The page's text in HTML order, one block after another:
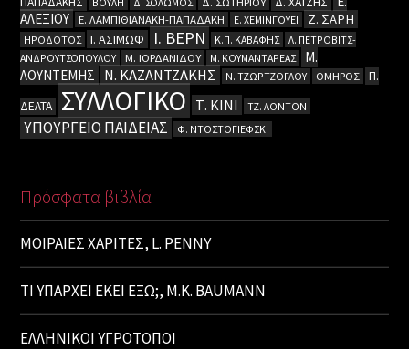
ΑΛΕΞΙΟΥ
Ε. ΛΑΜΠΙΘΙΑΝΑΚΗ-ΠΑΠΑΔΑΚΗ Ε. ΧΕΜΙΝΓΟΥΕΪ Ζ. ΣΑΡΗ
ΗΡΟΔΟΤΟΣ Ι. ΑΣΙΜΩΦ Ι. ΒΕΡΝ Κ.Π. ΚΑΒΑΦΗΣ
Λ. ΠΕΤΡΟΒΙΤΣ-
ΑΝΔΡΟΥΤΣΟΠΟΥΛΟΥ
Μ. ΙΟΡΔΑΝΙΔΟΥ Μ. ΚΟΥΜΑΝΤΑΡΕΑΣ
Μ.
ΛΟΥΝΤΕΜΗΣ
Ν. ΚΑΖΑΝΤΖΑΚΗΣ Ν. ΤΖΩΡΤΖΟΓΛΟΥ ΟΜΗΡΟΣ
Π.
ΔΕΛΤΑ
ΣΥΛΛΟΓΙΚΟ Τ. ΚΙΝΙ ΤΖ. ΛΟΝΤΟΝ
ΥΠΟΥΡΓΕΙΟ ΠΑΙΔΕΙΑΣ Φ. ΝΤΟΣΤΟΓΙΕΦΣΚΙ
Πρόσφατα βιβλία
ΜΟΙΡΑΙΕΣ ΧΑΡΙΤΕΣ, L. PENNY
ΤΙ ΥΠΑΡΧΕΙ ΕΚΕΙ ΕΞΩ;, M.K. BAUMANN
ΕΛΛΗΝΙΚΟΙ ΥΓΡΟΤΟΠΟΙ